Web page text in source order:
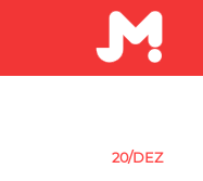
20/DEZ